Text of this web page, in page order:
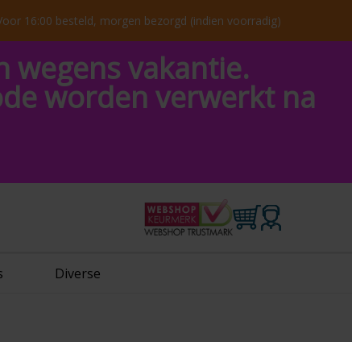
16:00 besteld, morgen bezorgd (indien voorradig)
wegens vakantie.
worden verwerkt na
Diverse